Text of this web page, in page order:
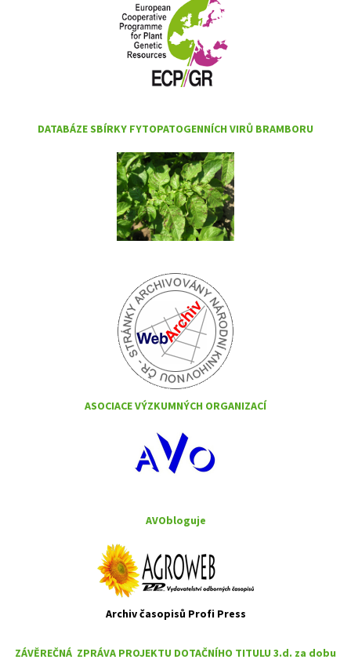
DATABÁZE SBÍRKY FYTOPATOGENNÍCH VIRŮ BRAMBORU
ASOCIACE VÝZKUMNÝCH ORGANIZACÍ
AVObloguje
Archiv časopisů Profi Press
ZÁVĚREČNÁ ZPRÁVA PROJEKTU DOTAČNÍHO TITULU 3.d. za dobu